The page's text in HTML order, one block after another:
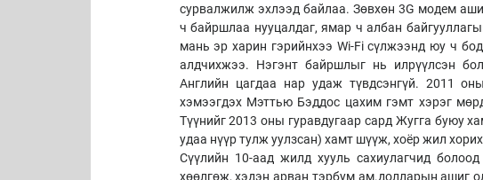
сурвалжилж эхлээд байлаа. Зөвхөн 3G модем
ч байршлаа нууцалдаг, ямар ч албан
мань эр харин гэрийнхээ Wi-Fi сүлжээнд юу ч
алдчихжээ. Нэгэнт байршлыг нь илрүүлсэн
Английн цагдаа нар удаж түвдсэнгүй. 2011
хэмээгдэх Мэттью Бэддос цахим гэмт хэрэг
Түүнийг 2013 оны гуравдугаар сард Жугга буюу
удаа нүүр тулж уулзсан) хамт шүүж, хоёр жил
Сүүлийн 10-аад жилд хууль сахиулагчид
хөөлгөж, хэдэн арван тэрбум ам.долларын ашиг